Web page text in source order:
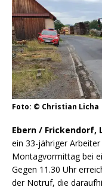
Foto: © Christian Licha
Ebern / Frickendorf,
ein 33-jähriger
Montagvormittag bei
Gegen 11.30 Uhr
der Notruf, die